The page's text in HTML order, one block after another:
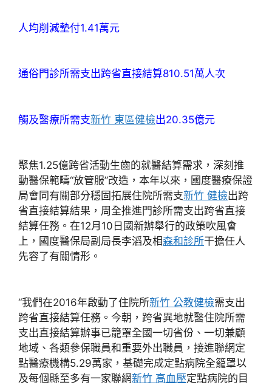
人均削減墊付1.41萬元
通俗門診所需支出跨省直接結算810.51萬人次
觸及醫療所需支新竹 東區健檢出20.35億元
聚焦1.25億跨省活動生齒的就醫結算需求，深刻推
動醫保範疇“放管服”改造，本年以來，國度醫療保證
局會同有關部分穩固拓展住院所需支新竹 健檢出跨
省直接結算結果，周全推進門診所需支出跨省直接
結算任務。在12月10日國新辦舉行的政策吹風會
上，國度醫保局副局長李滔及相森和診所干擔任人
先容了有關情形。
“我們在2016年啟動了住院所新竹 公教健檢需支出
跨省直接結算任務。今朝，跨省異地就醫住院所需
支出直接結算辦事已籠罩全國一切省份、一切兼顧
地域、各類參保職員和重要外出職員，接進聯網定
點醫療機構5.29萬家，基礎完成定點病院全籠罩以
及每個縣至多有一家聯網新竹 高血壓定點病院的目